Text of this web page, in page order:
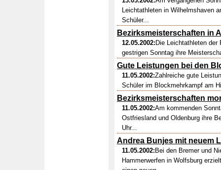
Leichtathleten in Wilhelmshaven
Schüler...
Bezirksmeisterschaften in
12.05.2002: Die Leichtathleten der
gestrigen Sonntag ihre
Gute Leistungen bei den
11.05.2002:Zahlreiche gute
Schüler im Blockmehrkampf am
Bezirksmeisterschaften
11.05.2002:Am kommenden
Ostfriesland und Oldenburg ihre
Uhr...
Andrea Bunjes mit neuem
11.05.2002: Bei den Bremer und
Hammerwerfen in Wolfsburg